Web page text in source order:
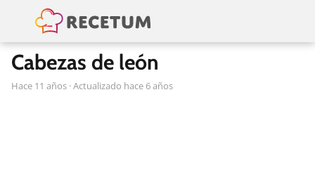
Cabezas de león
hace 11 años · Actualizado hace 6 años